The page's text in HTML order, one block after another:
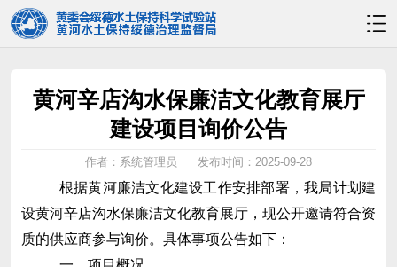
黄河辛店沟水保廉洁文化教育展厅
建设项目询价公告
作者：系统管理员 发布时间：2025-09-28
根据黄河廉洁文化建设工作安排部署，我局计划建
设黄河辛店沟水保廉洁文化教育展厅，现公开邀请符合资
质的供应商参与询价。具体事项公告如下：